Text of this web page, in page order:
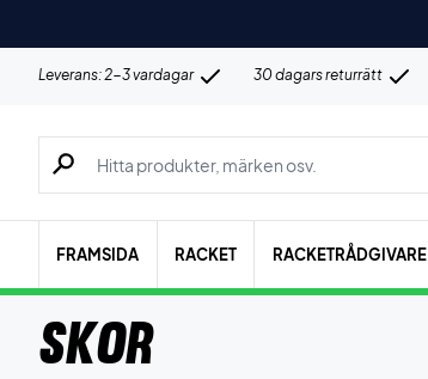
Leverans: 2-3 vardagar 30 dagars returrätt
Sök efter produkter, märken osv.
FRAMSIDA RACKET RACKETRÅDGIVARE
Skor